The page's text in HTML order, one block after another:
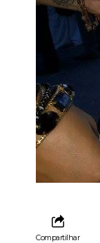
Compartilhar